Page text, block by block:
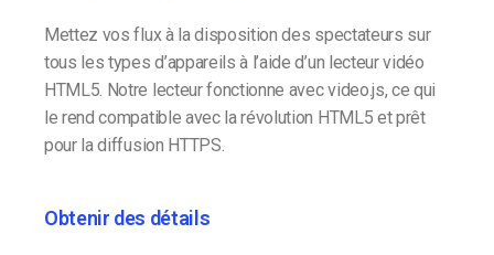
Mettez vos flux à la disposition des spectateurs sur
tous les types d’appareils à l’aide d’un lecteur vidéo
HTML5. Notre lecteur fonctionne avec video.js, ce qui
le rend compatible avec la révolution HTML5 et prêt
pour la diffusion HTTPS.
Obtenir des détails